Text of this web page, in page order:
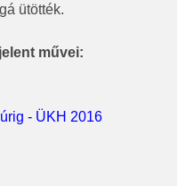
ütötték.
művei:
- ÜKH 2016